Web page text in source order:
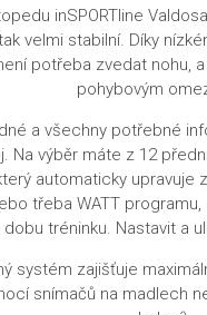
inSPORTline Valdosa
velmi stabilní. Díky
potřeba zvedat nohu,
pohybovým
a všechny potřebné
. Na výběr máte z 12
automaticky upravuje
třeba WATT programu,
tréninku. Nastavit a
systém zajišťuje
snímačů na madlech